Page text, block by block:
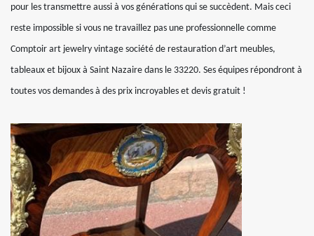
pour les transmettre aussi à vos générations qui se succèdent. Mais ceci
reste impossible si vous ne travaillez pas une professionnelle comme
Comptoir art jewelry vintage société de restauration d’art meubles,
tableaux et bijoux à Saint Nazaire dans le 33220. Ses équipes répondront à
toutes vos demandes à des prix incroyables et devis gratuit !